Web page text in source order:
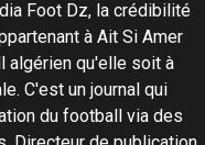
Foot Dz, la crédibilité
à Ait Si Amer
algérien qu'elle soit à
C'est un journal qui
du football via des